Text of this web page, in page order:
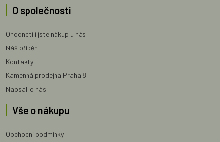
O společnosti
Ohodnotili jste nákup u nás
Náš příběh
Kontakty
Kamenná prodejna Praha 8
Napsali o nás
Vše o nákupu
Obchodní podmínky